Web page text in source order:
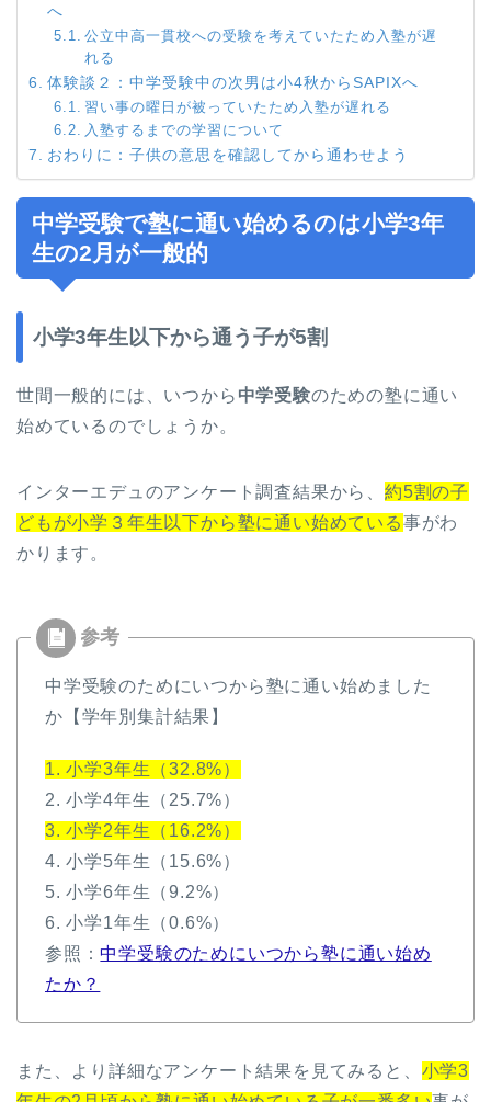
へ
公立中高一貫校への受験を考えていたため入塾が遅
れる
体験談２：中学受験中の次男は小4秋からSAPIXへ
習い事の曜日が被っていたため入塾が遅れる
入塾するまでの学習について
おわりに：子供の意思を確認してから通わせよう
中学受験で塾に通い始めるのは小学3年
生の2月が一般的
小学3年生以下から通う子が5割
世間一般的には、いつから 中学受験のための塾に通い
始めているのでしょうか。
インターエデュのアンケート調査結果から、約5割の子
どもが小学３年生以下から塾に通い始めている事がわ
かります。
中学受験のためにいつから塾に通い始めました
か【学年別集計結果】
1. 小学3年生（32.8%）
2. 小学4年生（25.7%）
3. 小学2年生（16.2%）
4. 小学5年生（15.6%）
5. 小学6年生（9.2%）
6. 小学1年生（0.6%）
参照：中学受験のためにいつから塾に通い始め
たか？
また、より詳細なアンケート結果を見てみると、 小学3